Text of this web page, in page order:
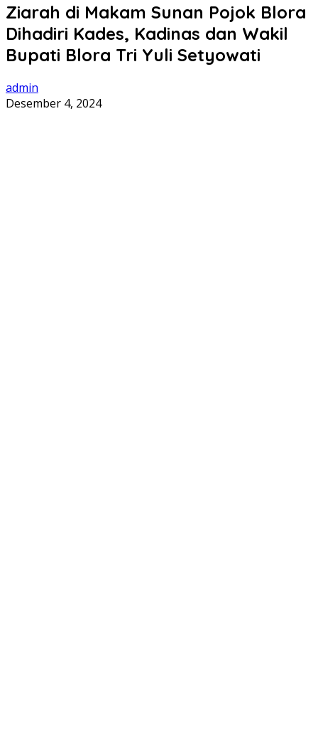
Ziarah di Makam Sunan Pojok Blora
Dihadiri Kades, Kadinas dan Wakil
Bupati Blora Tri Yuli Setyowati
admin
Desember 4, 2024